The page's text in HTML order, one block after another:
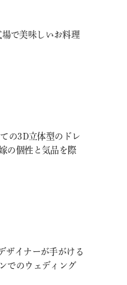
で美味しいお料理
の3D立体型のドレ
の個性と気品を際
ザイナーが手がける
でのウェディング